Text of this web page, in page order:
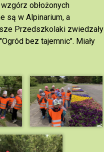
obłożonych
są w Alpinarium, a
Przedszkolaki zwiedzały
bez tajemnic". Miały